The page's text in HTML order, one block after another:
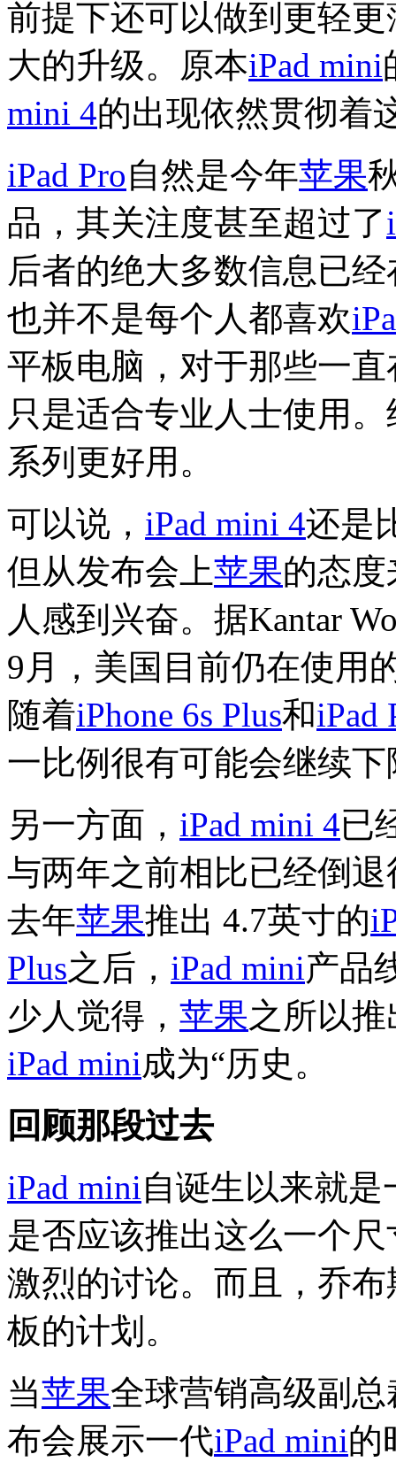
前提下还可以做到更轻
大的升级。原本iPad mini
mini 4的出现依然贯彻着
iPad Pro自然是今年苹果
品，其关注度甚至超过了
后者的绝大多数信息已
也并不是每个人都喜欢
平板电脑，对于那些一
只是适合专业人士使用
系列更好用。
可以说， iPad mini 4还是
但从发布会上苹果的态
人感到兴奋。据Kantar
9月，美国目前仍在使用
随着iPhone 6s Plus和iPad
一比例很有可能会继续下
另一方面， iPad mini 4已
与两年之前相比已经倒
去年苹果推出 4.7英寸的
Plus之后， iPad mini产品
少人觉得， 苹果之所以
iPad mini成为“历史。
回顾那段过去
iPad mini自诞生以来就
是否应该推出这么一个
激烈的讨论。而且，乔
板的计划。
当苹果全球营销高级副总
布会展示一代iPad mini的